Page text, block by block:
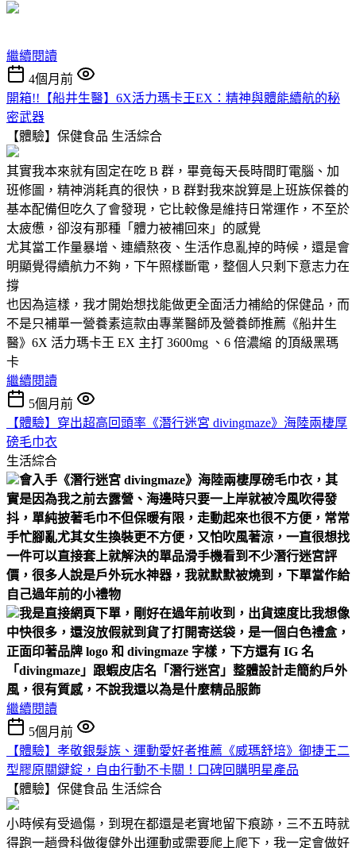
繼續閱讀
4個月前
開箱!!【船井生醫】6X活力瑪卡王EX：精神與體能續航的秘
密武器
【體驗】保健食品 生活綜合
其實我本來就有固定在吃 B 群，畢竟每天長時間盯電腦、加
班修圖，精神消耗真的很快，B 群對我來說算是上班族保養的
基本配備但吃久了會發現，它比較像是維持日常運作，不至於
太疲憊，卻沒有那種「體力被補回來」的感覺
尤其當工作量暴增、連續熬夜、生活作息亂掉的時候，還是會
明顯覺得續航力不夠，下午照樣斷電，整個人只剩下意志力在
撐
也因為這樣，我才開始想找能做更全面活力補給的保健品，而
不是只補單一營養素這款由專業醫師及營養師推薦《船井生
醫》6X 活力瑪卡王 EX 主打 3600mg 、6 倍濃縮 的頂級黑瑪
卡
繼續閱讀
5個月前
【體驗】穿出超高回頭率《潛行迷宮 divingmaze》海陸兩棲厚
磅毛巾衣
生活綜合
會入手《潛行迷宮 divingmaze》海陸兩棲厚磅毛巾衣，其
實是因為我之前去露營、海邊時只要一上岸就被冷風吹得發
抖，單純披著毛巾不但保暖有限，走動起來也很不方便，常常
手忙腳亂尤其女生換裝更不方便，又怕吹風著涼，一直很想找
一件可以直接套上就解決的單品滑手機看到不少潛行迷宮評
價，很多人說是戶外玩水神器，我就默默被燒到，下單當作給
自己過年前的小禮物
我是直接網頁下單，剛好在過年前收到，出貨速度比我想像
中快很多，還沒放假就到貨了打開寄送袋，是一個白色禮盒，
正面印著品牌 logo 和 divingmaze 字樣，下方還有 IG 名
「divingmaze」跟蝦皮店名「潛行迷宮」 整體設計走簡約戶外
風，很有質感，不說我還以為是什麼精品服飾
繼續閱讀
5個月前
【體驗】孝敬銀髮族、運動愛好者推薦《威瑪舒培》御捷王二
型膠原關鍵錠，自由行動不卡關！口碑回購明星產品
【體驗】保健食品 生活綜合
小時候有受過傷，到現在都還是老實地留下痕跡，三不五時就
得跑一趟骨科做復健外出運動或需要爬上爬下，我一定會做好